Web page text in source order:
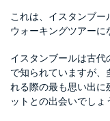
これは、イスタンブ
ウォーキングツアーに
イスタンブールは古
で知られていますが
れる際の最も思い出に
ットとの出会いでしょ